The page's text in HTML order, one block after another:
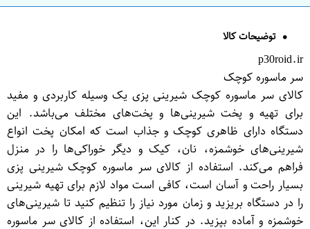
توضیحات کالا
p30roid.ir
سر ماسوره کوچک
کالای سر ماسوره کوچک شیرینی پزی یک وسیله کاربردی و مفید
برای تهیه و پخت شیرینی‌ها و پخت‌های مختلف می‌باشد. این
دستگاه دارای ظاهری کوچک و جذاب است که امکان پخت انواع
شیرینی‌های خوشمزه، نان، کیک و دیگر خوراکی‌ها را در منزل
فراهم می‌کند. استفاده از کالای سر ماسوره کوچک شیرینی پزی
بسیار راحت و آسان است، کافی است مواد لازم برای تهیه شیرینی
را در دستگاه بریزید و زمان مورد نیاز را تنظیم کنید تا شیرینی‌های
خوشمزه و آماده بپزید. در کنار این، استفاده از کالای سر ماسوره